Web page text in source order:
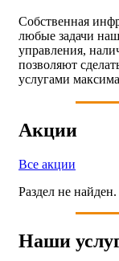
Собственная
любые задачи
управления,
позволяют
услугами
Акции
Все акции
Раздел не найден.
Наши